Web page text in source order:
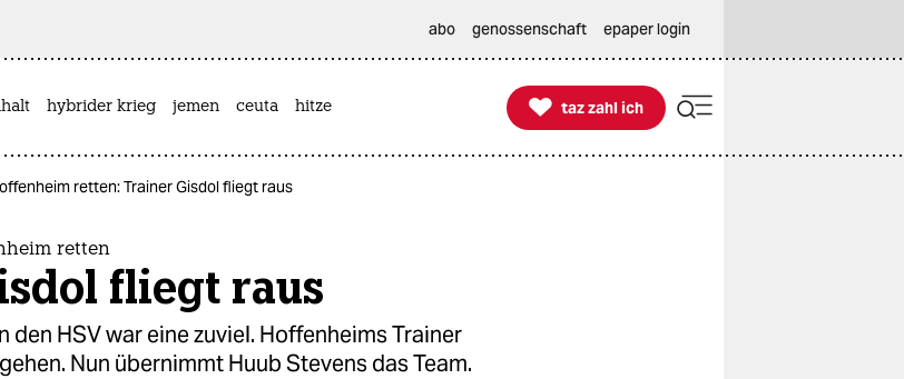
abo genossenschaft epaper login
hybrider krieg jemen ceuta hitze 
taz zahl ich
taz zahl ich
retten: Trainer Gisdol fliegt raus
retten
fliegt raus
den HSV war eine zuviel. Hoffenheims Trainer
Nun übernimmt Huub Stevens das Team.